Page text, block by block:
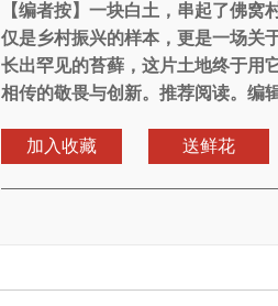
【编者按】 一块白土，串起了佛窝
仅是乡村振兴的样本，更是一场关
长出罕见的苔藓，这片土地终于用
相传的敬畏与创新。推荐阅读。编
加入收藏 送鲜花